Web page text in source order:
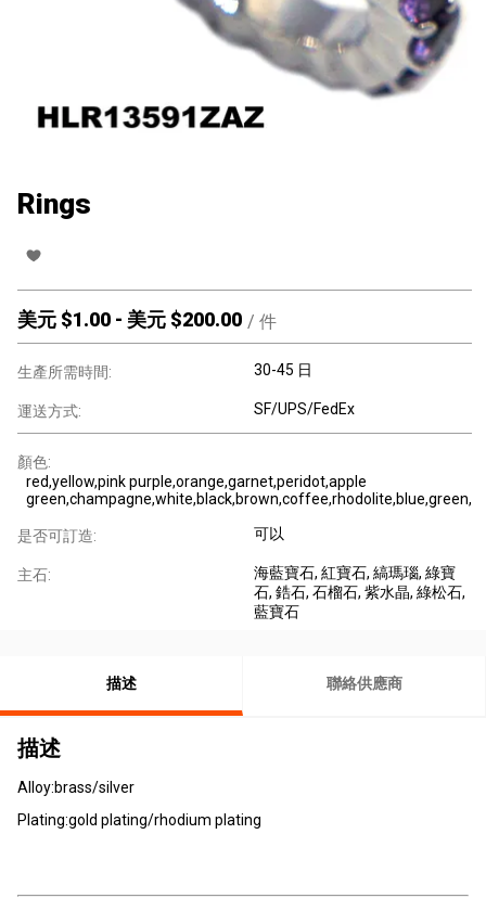
Rings
美元 $1.00 - 美元 $200.00 / 件
生產所需時間: 30-45 日
運送方式: SF/UPS/FedEx
顏色:
red,yellow,pink purple,orange,garnet,peridot,apple
green,champagne,white,black,brown,coffee,rhodolite,blue,green,
是否可訂造: 可以
主石: 海藍寶石, 紅寶石, 縞瑪瑙, 綠寶
石, 鋯石, 石榴石, 紫水晶, 綠松石,
藍寶石
描述 聯絡供應商
描述
Alloy:brass/silver
Plating:gold plating/rhodium plating